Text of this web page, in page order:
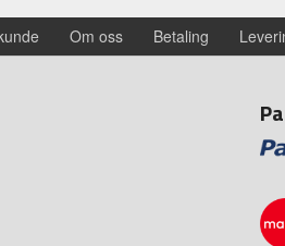
Om oss Betaling